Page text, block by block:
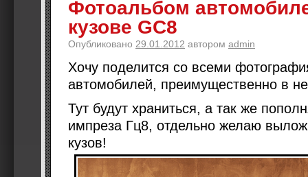
Фотоальбом
кузове GC8
Опубликовано 29.01.2012 автором admin
Хочу поделится со всеми
автомобилей, преимущественно в
Тут будут храниться, а так же
импреза Гц8, отдельно желаю
кузов!